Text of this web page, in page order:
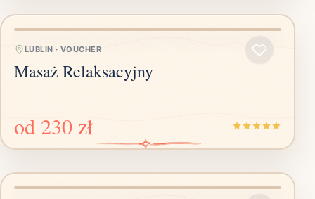
LUBLIN · VOUCHER
Masaż Relaksacyjny
od 230 zł